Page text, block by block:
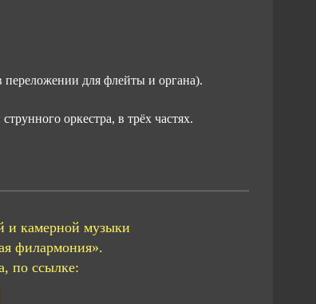
для флейты и органа).
оркестра, в трёх частях.
и камерной музыки
филармония».
по ссылке: